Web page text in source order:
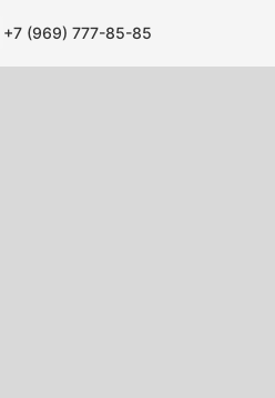
+7 (969) 777-85-85